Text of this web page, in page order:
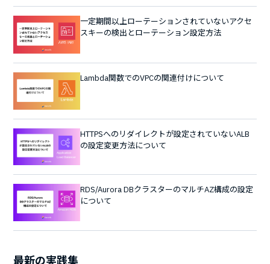
一定期間以上ローテーションされていないアクセ
スキーの検出とローテーション設定方法
Lambda関数でのVPCの関連付けについて
HTTPSへのリダイレクトが設定されていないALB
の設定変更方法について
RDS/Aurora DBクラスターのマルチAZ構成の設定
について
最新の実践集